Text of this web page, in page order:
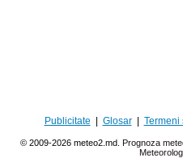
Publicitate Glosar| Termeni
© 2009-2026 meteo2.md.
Prognoza